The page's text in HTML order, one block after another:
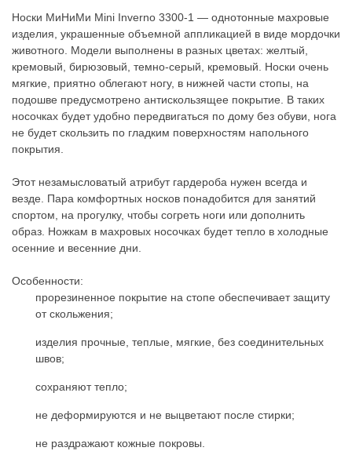
Носки МиНиМи Mini Inverno 3300-1 — однотонные махровые
изделия, украшенные объемной аппликацией в виде мордочки
животного. Модели выполнены в разных цветах: желтый,
кремовый, бирюзовый, темно-серый, кремовый. Носки очень
мягкие, приятно облегают ногу, в нижней части стопы, на
подошве предусмотрено антискользящее покрытие. В таких
носочках будет удобно передвигаться по дому без обуви, нога
не будет скользить по гладким поверхностям напольного
покрытия.
Этот незамысловатый атрибут гардероба нужен всегда и
везде. Пара комфортных носков понадобится для занятий
спортом, на прогулку, чтобы согреть ноги или дополнить
образ. Ножкам в махровых носочках будет тепло в холодные
осенние и весенние дни.
Особенности:
прорезиненное покрытие на стопе обеспечивает защиту
от скольжения;
изделия прочные, теплые, мягкие, без соединительных
швов;
сохраняют тепло;
не деформируются и не выцветают после стирки;
не раздражают кожные покровы.